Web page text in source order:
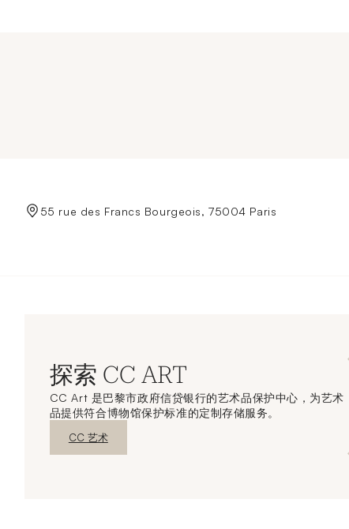
55 rue des Francs Bourgeois, 75004 Paris
探索 CC ART
CC Art 是巴黎市政府信贷银行的艺术品保护中心，为艺术
品提供符合博物馆保护标准的定制存储服务。
新窗口发现
CC 艺术